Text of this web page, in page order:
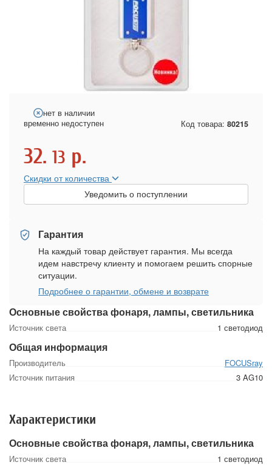
Основные свойства фонаря, лампы, светильника
Источник света 1 светодиод
Общая информация
Производитель
FOCUSray
Источник питания
3 AG10
нет в наличии
временно недоступен
Код товара: 80215
32. 13 р.
Скидки от количества
Уведомить о поступлении
Гарантия
На каждый товар действует гарантия. Мы всегда
идем навстречу клиенту и помогаем решить спорные
ситуации.
Подробнее о гарантии, обмене и возврате
Характеристики
Основные свойства фонаря, лампы, светильника
Источник света 1 светодиод